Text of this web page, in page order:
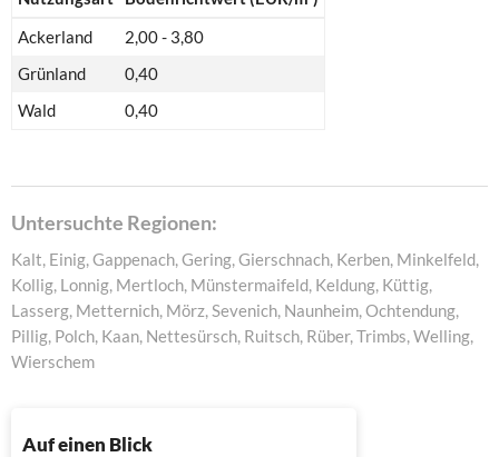
Ackerland
2,00 - 3,80
Grünland
0,40
Wald
0,40
Untersuchte Regionen:
Kalt, Einig, Gappenach, Gering, Gierschnach, Kerben, Minkelfeld,
Kollig, Lonnig, Mertloch, Münstermaifeld, Keldung, Küttig,
Lasserg, Metternich, Mörz, Sevenich, Naunheim, Ochtendung,
Pillig, Polch, Kaan, Nettesürsch, Ruitsch, Rüber, Trimbs, Welling,
Wierschem
Auf einen Blick